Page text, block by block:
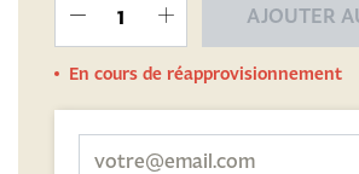
AJOUTER
En cours de réapprovisionnement